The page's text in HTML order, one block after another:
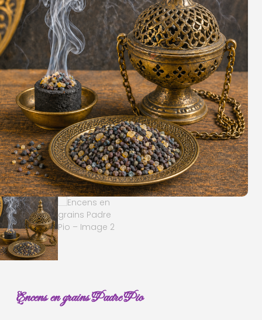
Encens en grains Padre Pio